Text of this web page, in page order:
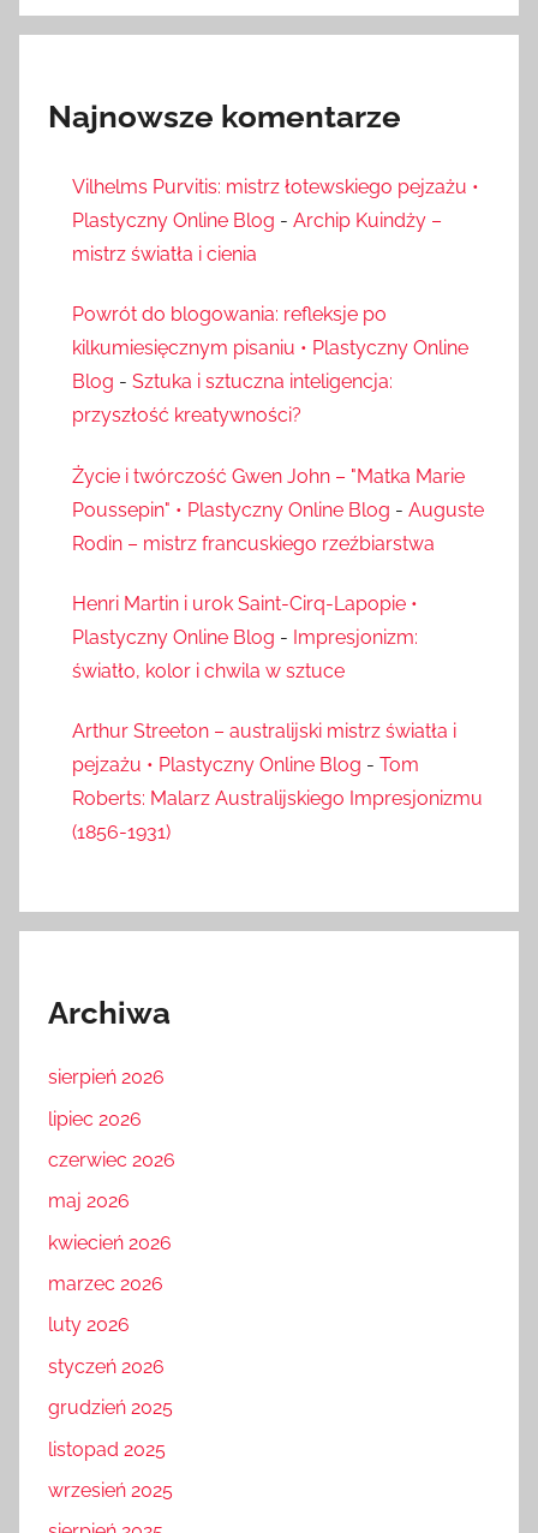
Najnowsze komentarze
Vilhelms Purvitis: mistrz łotewskiego pejzażu •
Plastyczny Online Blog - Archip Kuindży –
mistrz światła i cienia
Powrót do blogowania: refleksje po
kilkumiesięcznym pisaniu • Plastyczny Online
Blog - Sztuka i sztuczna inteligencja:
przyszłość kreatywności?
Życie i twórczość Gwen John – "Matka Marie
Poussepin" • Plastyczny Online Blog - Auguste
Rodin – mistrz francuskiego rzeźbiarstwa
Henri Martin i urok Saint-Cirq-Lapopie •
Plastyczny Online Blog - Impresjonizm:
światło, kolor i chwila w sztuce
Arthur Streeton – australijski mistrz światła i
pejzażu • Plastyczny Online Blog - Tom
Roberts: Malarz Australijskiego Impresjonizmu
(1856-1931)
Archiwa
sierpień 2026
lipiec 2026
czerwiec 2026
maj 2026
kwiecień 2026
marzec 2026
luty 2026
styczeń 2026
grudzień 2025
listopad 2025
wrzesień 2025